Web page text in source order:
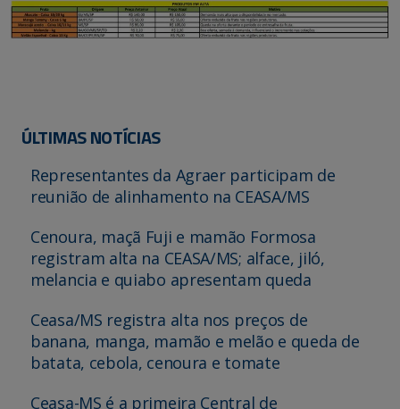
ÚLTIMAS NOTÍCIAS
Representantes da Agraer participam de
reunião de alinhamento na CEASA/MS
Cenoura, maçã Fuji e mamão Formosa
registram alta na CEASA/MS; alface, jiló,
melancia e quiabo apresentam queda
Ceasa/MS registra alta nos preços de
banana, manga, mamão e melão e queda de
batata, cebola, cenoura e tomate
Ceasa-MS é a primeira Central de